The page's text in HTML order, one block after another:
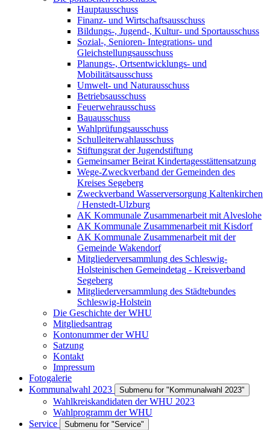
Hauptausschuss
Finanz- und Wirtschaftsausschuss
Bildungs-, Jugend-, Kultur- und Sportausschuss
Sozial-, Senioren- Integrations- und
Gleichstellungsausschuss
Planungs-, Ortsentwicklungs- und
Mobilitätsausschuss
Umwelt- und Naturausschuss
Betriebsausschuss
Feuerwehrausschuss
Bauausschuss
Wahlprüfungsausschuss
Schulleiterwahlausschuss
Stiftungsrat der Jugendstiftung
Gemeinsamer Beirat Kindertagesstättensatzung
Wege-Zweckverband der Gemeinden des
Kreises Segeberg
Zweckverband Wasserversorgung Kaltenkirchen
/ Henstedt-Ulzburg
AK Kommunale Zusammenarbeit mit Alveslohe
AK Kommunale Zusammenarbeit mit Kisdorf
AK Kommunale Zusammenarbeit mit der
Gemeinde Wakendorf
Mitgliederversammlung des Schleswig-
Holsteinischen Gemeindetag - Kreisverband
Segeberg
Mitgliederversammlung des Städtebundes
Schleswig-Holstein
Die Geschichte der WHU
Mitgliedsantrag
Kontonummer der WHU
Satzung
Kontakt
Impressum
Fotogalerie
Kommunalwahl 2023
Submenu for "Kommunalwahl 2023"
Wahlkreiskandidaten der WHU 2023
Wahlprogramm der WHU
Service
Submenu for "Service"